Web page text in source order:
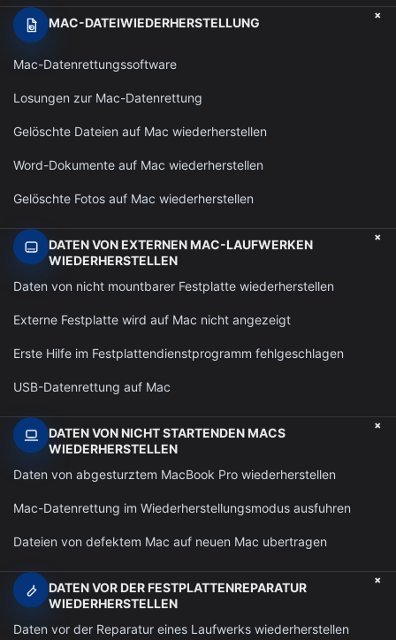
MAC-DATEIWIEDERHERSTELLUNG +
Mac-Datenrettungssoftware
Losungen zur Mac-Datenrettung
Gelöschte Dateien auf Mac wiederherstellen
Word-Dokumente auf Mac wiederherstellen
Gelöschte Fotos auf Mac wiederherstellen
DATEN VON EXTERNEN MAC-LAUFWERKEN
WIEDERHERSTELLEN
+
Daten von nicht mountbarer Festplatte wiederherstellen
Externe Festplatte wird auf Mac nicht angezeigt
Erste Hilfe im Festplattendienstprogramm fehlgeschlagen
USB-Datenrettung auf Mac
DATEN VON NICHT STARTENDEN MACS
WIEDERHERSTELLEN
+
Daten von abgesturztem MacBook Pro wiederherstellen
Mac-Datenrettung im Wiederherstellungsmodus ausfuhren
Dateien von defektem Mac auf neuen Mac ubertragen
DATEN VOR DER FESTPLATTENREPARATUR
WIEDERHERSTELLEN
+
Daten vor der Reparatur eines Laufwerks wiederherstellen